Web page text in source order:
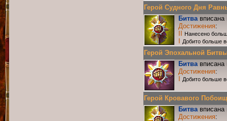
Герой Судного Дня
Битвавписана
Достижения:
Нанесено
Добито больше
Герой Эпохальной
Битвавписана
Достижения:
Добито больше
Герой Кровавого
Битвавписана
Достижения: